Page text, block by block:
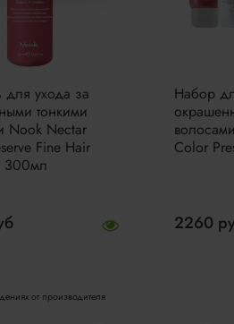
ухода за
тонкими
Nook Nectar
Fine Hair
300мл
Набор
Color
2260
от производителя